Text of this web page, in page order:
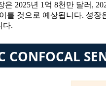
2025년 1억 8천만 달러,
를 것으로 예상됩니다. 성
다.